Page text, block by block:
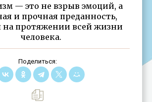
— это не взрыв эмоций, а
и прочная преданность,
на протяжении всей жизни
человека.
Поделиться: